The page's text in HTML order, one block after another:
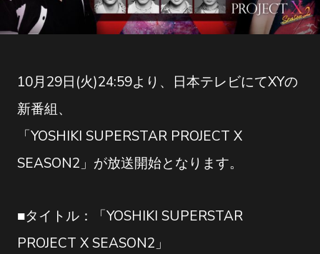
10月29日(火)24:59より、日本テレビにてXYの
新番組、
「YOSHIKI SUPERSTAR PROJECT X
SEASON2」が放送開始となります。
■タイトル：「YOSHIKI SUPERSTAR
PROJECT X SEASON2」